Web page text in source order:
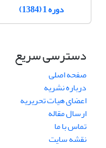
دوره 1 (1384)
دسترسی سریع
صفحه اصلی
درباره نشریه
اعضای هیات تحریریه
ارسال مقاله
تماس با ما
نقشه سایت